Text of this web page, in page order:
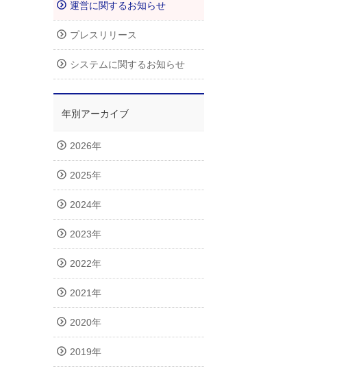
運営に関するお知らせ
プレスリリース
システムに関するお知らせ
年別アーカイブ
2026年
2025年
2024年
2023年
2022年
2021年
2020年
2019年